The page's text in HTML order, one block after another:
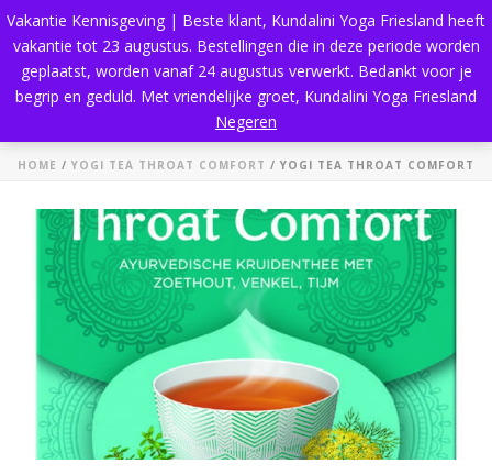
Yogi Tea Throat comfort
HOME / YOGI TEA THROAT COMFORT / YOGI TEA THROAT COMFORT
Vakantie Kennisgeving | Beste klant, Kundalini Yoga Friesland heeft
vakantie tot 23 augustus. Bestellingen die in deze periode worden
geplaatst, worden vanaf 24 augustus verwerkt. Bedankt voor je
begrip en geduld. Met vriendelijke groet, Kundalini Yoga Friesland
Negeren